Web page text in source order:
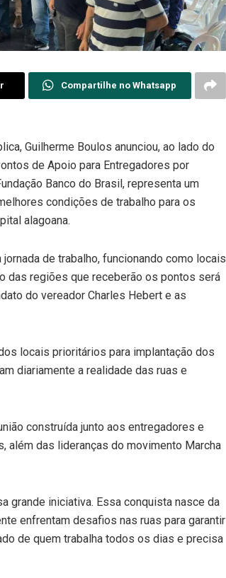
Compartilhe no Whatsapp
Guilherme Boulos anunciou, ao lado do
de Apoio para Entregadores por
Banco do Brasil, representa um
condições de trabalho para os
alagoana.
de trabalho, funcionando como locais
das regiões que receberão os pontos será
do vereador Charles Hebert e as
locais prioritários para implantação dos
diariamente a realidade das ruas e
construída junto aos entregadores e
além das lideranças do movimento Marcha
grande iniciativa. Essa conquista nasce da
enfrentam desafios nas ruas para garantir
de quem trabalha todos os dias e precisa